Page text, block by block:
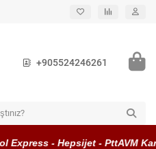
+905524246261
- Hepsijet - PttAVM